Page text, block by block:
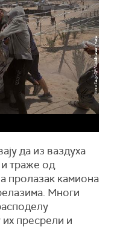
да из ваздуха
траже од
пролазак камиона
Многи
их пресрели и